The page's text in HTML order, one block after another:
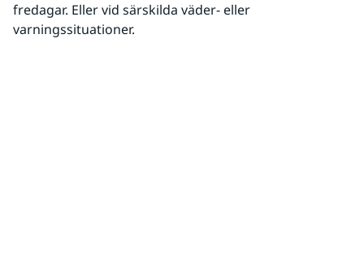
fredagar. Eller vid särskilda väder- eller
varningssituationer.